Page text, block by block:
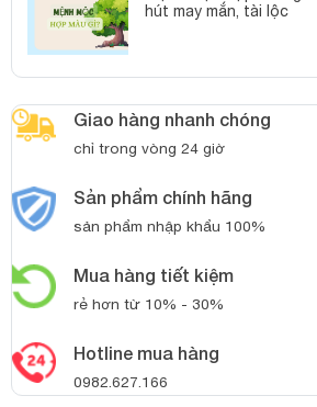
hút may mắn, tài lộc
Giao hàng nhanh chóng
chỉ trong vòng 24 giờ
Sản phẩm chính hãng
sản phẩm nhập khẩu 100%
Mua hàng tiết kiệm
rẻ hơn từ 10% - 30%
Hotline mua hàng
0982.627.166